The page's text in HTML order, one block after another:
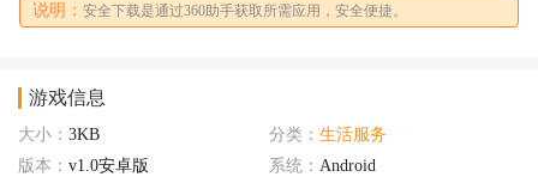
说明： 安全下载是通过360助手获取所需应用，安全便捷。
游戏信息
大小： 3KB 分类： 生活服务
版本： v1.0安卓版 系统： Android